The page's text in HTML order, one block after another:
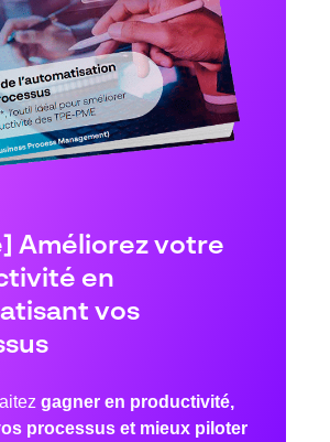
Améliorez votre
en
vos
gagner en productivité,
processus et mieux piloter